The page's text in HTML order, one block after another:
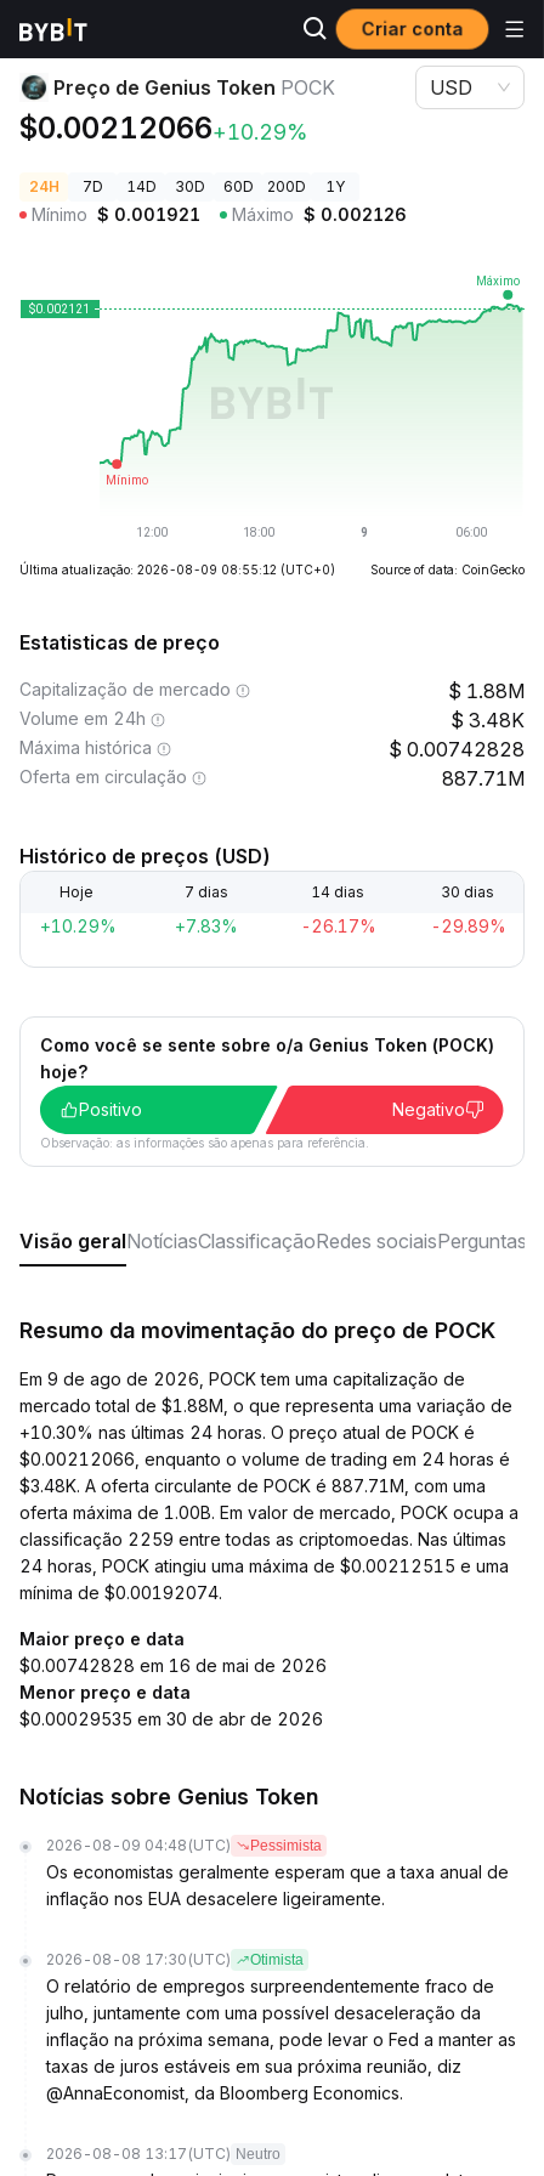
Criar conta
Preços de Criptomoedas Preço de Genius Token POCK
Preço de Genius Token POCK
$0.00212066+10.29%
USD
24H 7D 14D 30D 60D 200D 1Y
Mínimo $ 0.001921 Máximo $ 0.002126
Última atualização: 2026-08-09 08:55:12 (UTC+0) Source of data: CoinGecko
Estatisticas de preço
Capitalização de mercado 1.88M
Volume em 24h 3.48K
Máxima histórica 0.00742828
Oferta em circulação 887.71M
Histórico de preços (USD)
Hoje 7 dias 14 dias 30 dias
+10.29% +7.83% -26.17% -29.89%
Como você se sente sobre o/a Genius Token (POCK)
hoje?
Positivo
Negativo
Observação: as informações são apenas para referência.
Visão geralNotíciasClassificaçãoRedes sociaisPerguntas
Resumo da movimentação do preço de POCK
Em 9 de ago de 2026, POCK tem uma capitalização de
mercado total de $1.88M, o que representa uma variação de
+10.30% nas últimas 24 horas. O preço atual de POCK é
$0.00212066, enquanto o volume de trading em 24 horas é
$3.48K. A oferta circulante de POCK é 887.71M, com uma
oferta máxima de 1.00B. Em valor de mercado, POCK ocupa a
classificação 2259 entre todas as criptomoedas. Nas últimas
24 horas, POCK atingiu uma máxima de $0.00212515 e uma
mínima de $0.00192074.
Maior preço e data
$0.00742828 em 16 de mai de 2026
Menor preço e data
$0.00029535 em 30 de abr de 2026
Notícias sobre Genius Token
2026-08-09 04:48 (UTC) Pessimista
Os economistas geralmente esperam que a taxa anual de
inflação nos EUA desacelere ligeiramente.
2026-08-08 17:30 (UTC) Otimista
O relatório de empregos surpreendentemente fraco de
julho, juntamente com uma possível desaceleração da
inflação na próxima semana, pode levar o Fed a manter as
taxas de juros estáveis em sua próxima reunião, diz
@AnnaEconomist, da Bloomberg Economics.
2026-08-08 13:17 (UTC) Neutro